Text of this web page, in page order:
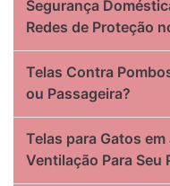
Segurança
Redes de Proteção
Telas Contra
ou Passageira?
Telas para Gatos
Ventilação Para Seu